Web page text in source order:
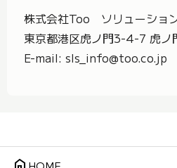
株式会社Too ソリューショ
東京都港区虎ノ門3-4-7 虎ノ
E-mail: sls_info@too.co.jp